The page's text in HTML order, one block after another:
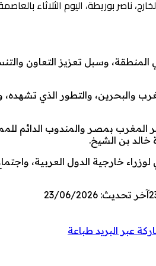
ناصر بوريطة، اليوم الثلاثاء
المنطقة، وسبل تعزيز التعاون
والبحرين، والتطور الذي تشهده،
بمصر والمندوب الدائم
خالد بن الشيخ.
خارجية الدول العربية،
آخر تحديث: 23/06/2026
عبر البريد طباعة